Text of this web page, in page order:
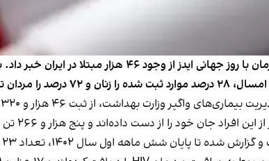
تشکیل داده‌اند.
بهداشت، از ثبت ۴۶ هزار و ۳۲۰ مورد مبتلا به اچ‌آی‌وی در کشور خبر داد.
شش ماهه اول سال ۱۴۰۲، تعداد ۲۳ هزار و ۹۰۵ نفر زنده هستند.